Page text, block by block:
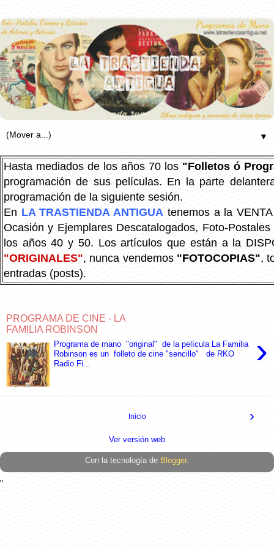
▼
Hasta mediados de los años 70 los "Folletos ó
programación de sus películas. En la parte
programación de la siguiente sesión.
En LA TRASTIENDA ANTIGUA tenemos a la
Ocasión y Ejemplares Descatalogados, Foto-
los años 40 y 50. Los artículos que están a la
"ORIGINALES", nunca vendemos "FOTOCOPIAS",
entradas (posts).
PROGRAMA DE CINE - LA
FAMILIA ROBINSON
›
Programa de mano "original" de la película La Familia
Robinson es un folleto de cine "sencillo" de RKO
Radio Fi...
›
Inicio
Ver versión web
Con la tecnología de Blogger.
"